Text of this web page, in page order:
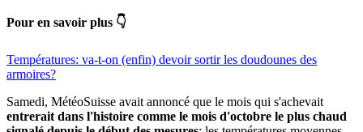
Pour en savoir plus 👇
Températures: va-t-on (enfin) devoir sortir les doudounes des
armoires?
Samedi, MétéoSuisse avait annoncé que le mois qui s'achevait
entrerait dans l'histoire comme le mois d'octobre le plus chaud